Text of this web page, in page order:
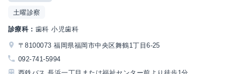
土曜診察
診療科： 歯科 小児歯科
〒8100073 福岡県福岡市中央区舞鶴1丁目6-25
092-741-5994